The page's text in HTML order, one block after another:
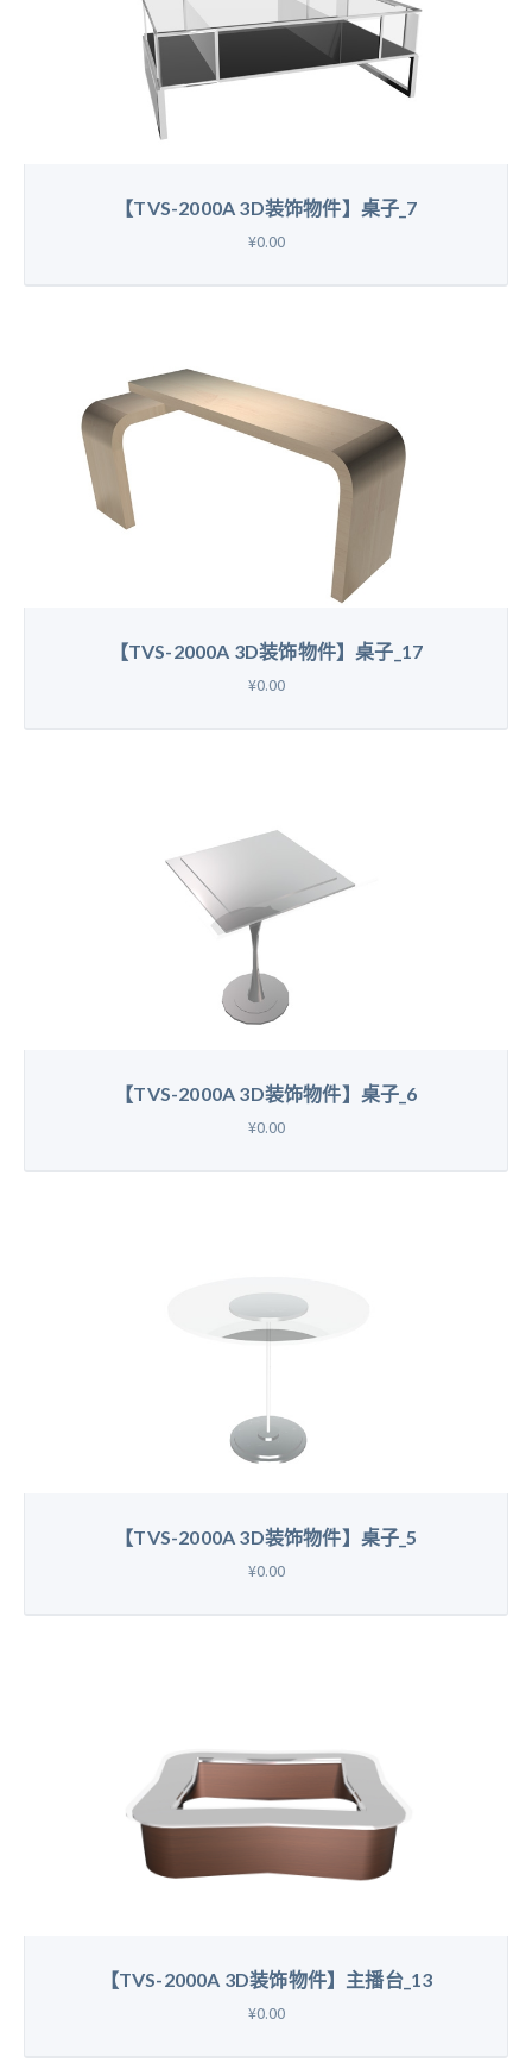
【TVS-2000A 3D装饰物件】桌子_7
¥0.00
【TVS-2000A 3D装饰物件】桌子_17
¥0.00
【TVS-2000A 3D装饰物件】桌子_6
¥0.00
【TVS-2000A 3D装饰物件】桌子_5
¥0.00
【TVS-2000A 3D装饰物件】主播台_13
¥0.00